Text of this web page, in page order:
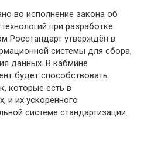
во исполнение закона об
при разработке
Росстандарт утверждён в
системы для сбора,
данных. В кабмине
будет способствовать
которые есть в
и их ускоренного
системе стандартизации.